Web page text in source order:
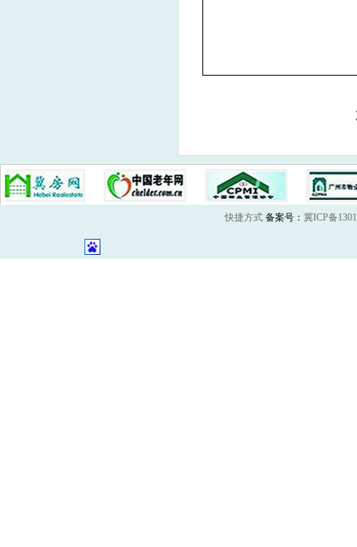
快捷方式 备案号：冀ICP备